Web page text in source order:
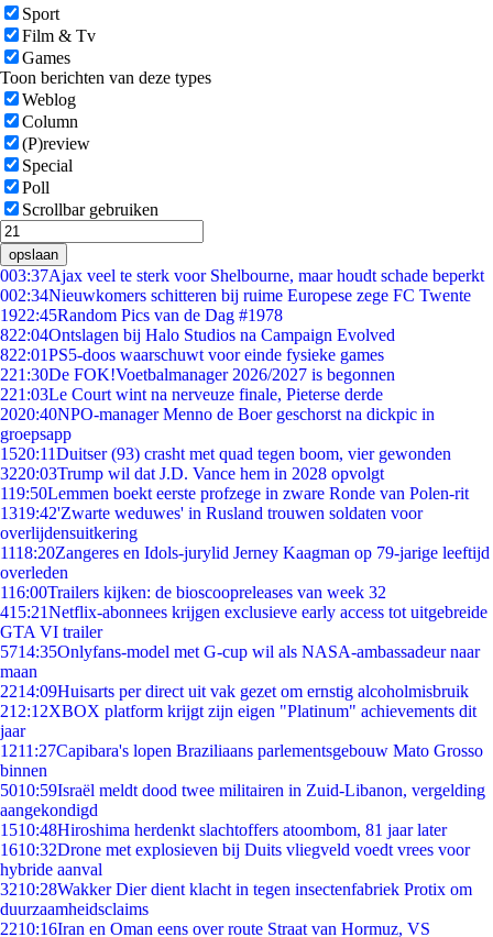
Sport
Film & Tv
Games
Toon berichten van deze types
Weblog
Column
(P)review
Special
Poll
Scrollbar gebruiken
opslaan
003:37Ajax veel te sterk voor Shelbourne, maar houdt schade beperkt
002:34Nieuwkomers schitteren bij ruime Europese zege FC Twente
1922:45Random Pics van de Dag #1978
822:04Ontslagen bij Halo Studios na Campaign Evolved
822:01PS5-doos waarschuwt voor einde fysieke games
221:30De FOK!Voetbalmanager 2026/2027 is begonnen
221:03Le Court wint na nerveuze finale, Pieterse derde
2020:40NPO-manager Menno de Boer geschorst na dickpic in
groepsapp
1520:11Duitser (93) crasht met quad tegen boom, vier gewonden
3220:03Trump wil dat J.D. Vance hem in 2028 opvolgt
119:50Lemmen boekt eerste profzege in zware Ronde van Polen-rit
1319:42'Zwarte weduwes' in Rusland trouwen soldaten voor
overlijdensuitkering
1118:20Zangeres en Idols-jurylid Jerney Kaagman op 79-jarige leeftijd
overleden
116:00Trailers kijken: de bioscoopreleases van week 32
415:21Netflix-abonnees krijgen exclusieve early access tot uitgebreide
GTA VI trailer
5714:35Onlyfans-model met G-cup wil als NASA-ambassadeur naar
maan
2214:09Huisarts per direct uit vak gezet om ernstig alcoholmisbruik
212:12XBOX platform krijgt zijn eigen "Platinum" achievements dit
jaar
1211:27Capibara's lopen Braziliaans parlementsgebouw Mato Grosso
binnen
5010:59Israël meldt dood twee militairen in Zuid-Libanon, vergelding
aangekondigd
1510:48Hiroshima herdenkt slachtoffers atoombom, 81 jaar later
1610:32Drone met explosieven bij Duits vliegveld voedt vrees voor
hybride aanval
3210:28Wakker Dier dient klacht in tegen insectenfabriek Protix om
duurzaamheidsclaims
2210:16Iran en Oman eens over route Straat van Hormuz, VS